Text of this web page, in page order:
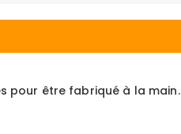
pour être fabriqué à la main.